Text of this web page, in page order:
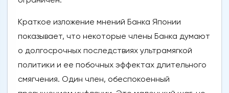
Краткое изложение мнений Банка Японии
показывает, что некоторые члены Банка думают
о долгосрочных последствиях ультрамягкой
политики и ее побочных эффектах длительного
смягчения. Один член, обеспокоенный